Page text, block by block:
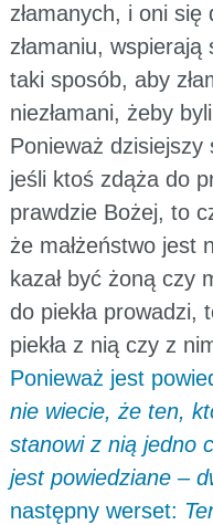
złamanych, i oni
złamaniu,
taki sposób, aby
niezłamani, żeby
Ponieważ dzisiejszy
jeśli ktoś zdąża do
prawdzie Bożej, to
że małżeństwo jest
kazał być żoną czy
do piekła prowadzi,
piekła z nią czy z
Ponieważ jest
nie wiecie, że ten,
stanowi z nią jedno
jest powiedziane –
następny werset: